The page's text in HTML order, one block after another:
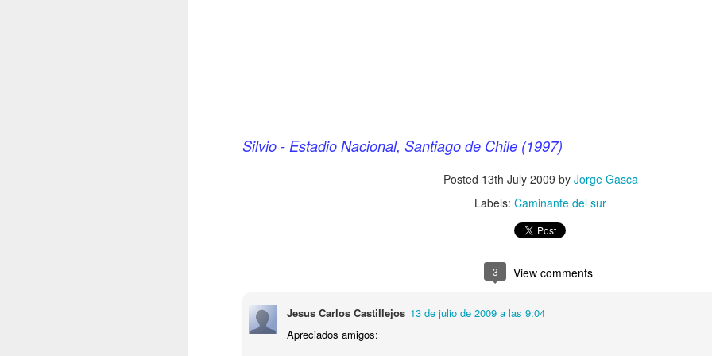
Silvio - Estadio Nacional, Santiago de Chile (1997)
Posted 13th July 2009 by Jorge Gasca
Labels: Caminante del sur
3 View comments
Jesus Carlos Castillejos 13 de julio de 2009 a las 9:04
Apreciados amigos: